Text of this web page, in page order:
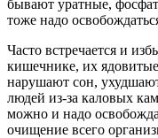
бывают уратные,
тоже надо
Часто встречается и
кишечнике, их
нарушают сон,
людей из-за каловых
можно и надо
очищение всего